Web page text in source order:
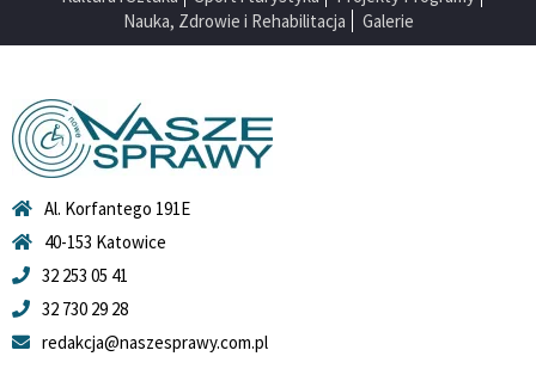
Nauka, Zdrowie i Rehabilitacja
Galerie
Al. Korfantego 191E
40-153 Katowice
32 253 05 41
32 730 29 28
redakcja@naszesprawy.com.pl